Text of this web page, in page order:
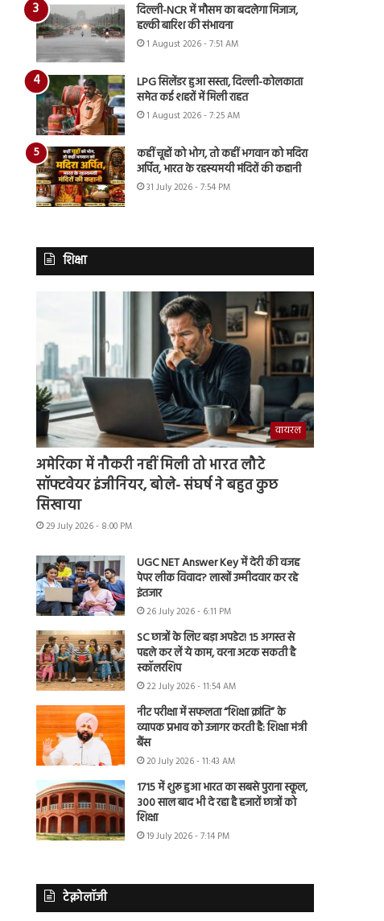
दिल्ली-NCR में मौसम का बदलेगा मिजाज,
हल्की बारिश की संभावना
1 August 2026 - 7:51 AM
LPG सिलेंडर हुआ सस्ता, दिल्ली-कोलकाता
समेत कई शहरों में मिली राहत
1 August 2026 - 7:25 AM
कहीं चूहों को भोग, तो कहीं भगवान को मदिरा
अर्पित, भारत के रहस्यमयी मंदिरों की कहानी
31 July 2026 - 7:54 PM
शिक्षा
वायरल
अमेरिका में नौकरी नहीं मिली तो भारत लौटे
सॉफ्टवेयर इंजीनियर, बोले- संघर्ष ने बहुत कुछ
सिखाया
29 July 2026 - 8:00 PM
UGC NET Answer Key में देरी की वजह
पेपर लीक विवाद? लाखों उम्मीदवार कर रहे
इंतजार
26 July 2026 - 6:11 PM
SC छात्रों के लिए बड़ा अपडेट! 15 अगस्त से
पहले कर लें ये काम, वरना अटक सकती है
स्कॉलरशिप
22 July 2026 - 11:54 AM
नीट परीक्षा में सफलता “शिक्षा क्रांति” के
व्यापक प्रभाव को उजागर करती है: शिक्षा मंत्री
बैंस
20 July 2026 - 11:43 AM
1715 में शुरू हुआ भारत का सबसे पुराना स्कूल,
300 साल बाद भी दे रहा है हजारों छात्रों को
शिक्षा
19 July 2026 - 7:14 PM
टेक्नोलॉजी